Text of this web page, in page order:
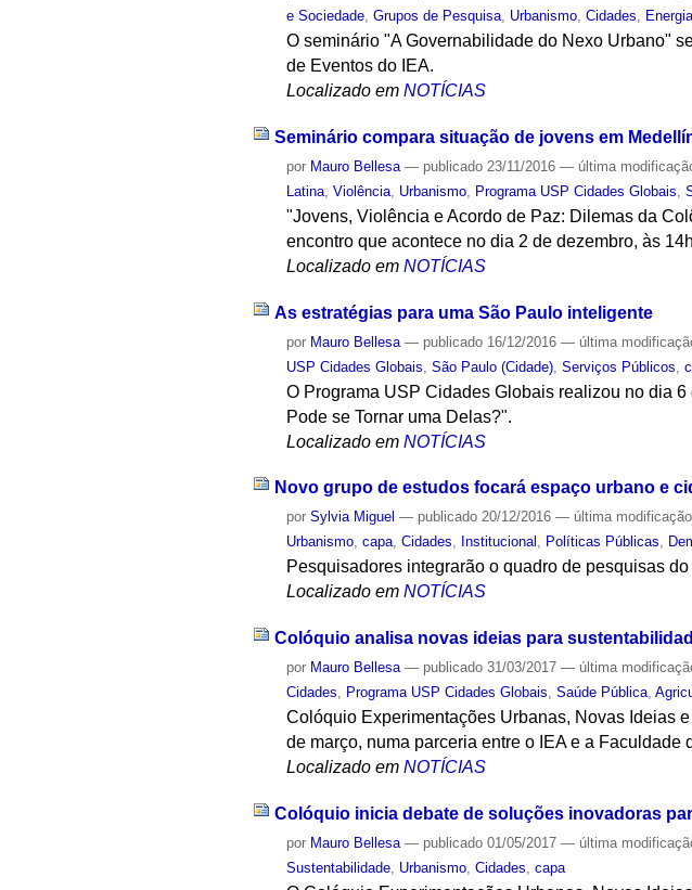
e Sociedade,Grupos de Pesquisa, Urbanismo,Cidades,
O seminário "A Governabilidade do Nexo Urbano"
de Eventos do IEA.
Localizado em NOTÍCIAS
Seminário compara situação de jovens em
por Mauro Bellesa — publicado 23/11/2016— última
Latina ,Violência Urbanismo Programa USP Cidades Globais ,
"Jovens, Violência e Acordo de Paz: Dilemas da
encontro que acontece no dia 2 de dezembro, às
Localizado em NOTÍCIAS
As estratégias para uma São Paulo inteligente
por Mauro Bellesa — publicado 16/12/2016— última
USP Cidades Globais ,São Paulo (Cidade) ,Serviços Públicos ,
O Programa USP Cidades Globais realizou no dia
Pode se Tornar uma Delas?".
Localizado em NOTÍCIAS
Novo grupo de estudos focará espaço urbano e
porSylvia Miguel — publicado 20/12/2016— última modificação
Urbanismo,capa,Cidades, Institucional , Políticas Públicas,
Pesquisadores integrarão o quadro de pesquisas
Localizado em NOTÍCIAS
Colóquio analisa novas ideias para
por Mauro Bellesa — publicado 31/03/2017— última
Cidades
Programa USP Cidades Globais ,Saúde Pública ,
Colóquio Experimentações Urbanas, Novas Ideias
de março, numa parceria entre o IEA e a Faculdade
Localizado em NOTÍCIAS
Colóquio inicia debate de soluções inovadoras
por Mauro Bellesa — publicado 01/05/2017— última
Sustentabilidade Urbanismo ,Cidades ,capa